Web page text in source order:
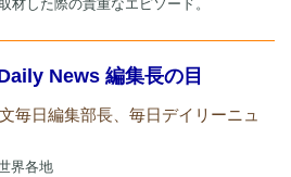
材した際の貴重なエピソード。
News 編集長の目
毎日編集部長、毎日デイリーニュ
界各地